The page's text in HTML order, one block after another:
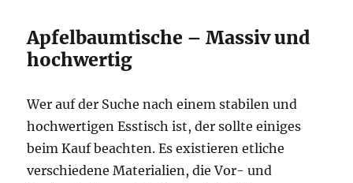
Apfelbaumtische – Massiv und
hochwertig
Wer auf der Suche nach einem stabilen und
hochwertigen Esstisch ist, der sollte einiges
beim Kauf beachten. Es existieren etliche
verschiedene Materialien, die Vor- und